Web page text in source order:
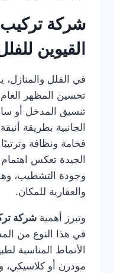
شركة تركيب
القيوين
في الفلل والمنازل،
تحسين المظهر العام
تنسيق المدخل أو
الجانبية بطريقة
فخامة ونظافة
الجيدة تعكس
وجودة التشطيب،
والعقارية للمكان.
وتبرز أهمية شركة
في هذا النوع من
الأنماط المناسبة
مودرن أو كلاسيكي،